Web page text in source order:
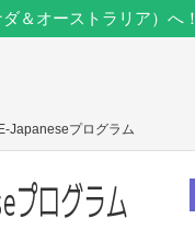
＆オーストラリア）へ！
Japaneseプログラム
プログラム